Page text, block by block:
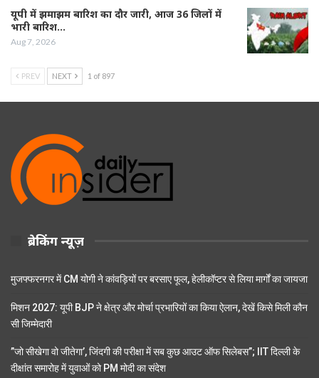
यूपी में झमाझम बारिश का दौर जारी, आज 36 जिलों में
भारी बारिश…
Aug 7, 2026
PREV NEXT 1 of 897
ब्रेकिंग न्यूज़
मुजफ्फरनगर में CM योगी ने कांवड़ियों पर बरसाए फूल, हेलीकॉप्टर से लिया मार्गों का जायजा
मिशन 2027: यूपी BJP ने क्षेत्र और मोर्चा प्रभारियों का किया ऐलान, देखें किसे मिली कौन
सी जिम्मेदारी
”जो सीखेगा वो जीतेगा’, जिंदगी की परीक्षा में सब कुछ आउट ऑफ सिलेबस”; IIT दिल्ली के
दीक्षांत समारोह में युवाओं को PM मोदी का संदेश